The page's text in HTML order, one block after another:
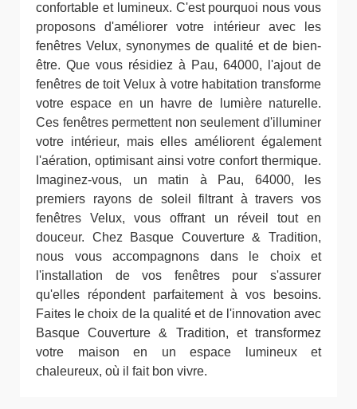
confortable et lumineux. C'est pourquoi nous vous
proposons d'améliorer votre intérieur avec les
fenêtres Velux, synonymes de qualité et de bien-
être. Que vous résidiez à Pau, 64000, l'ajout de
fenêtres de toit Velux à votre habitation transforme
votre espace en un havre de lumière naturelle.
Ces fenêtres permettent non seulement d'illuminer
votre intérieur, mais elles améliorent également
l'aération, optimisant ainsi votre confort thermique.
Imaginez-vous, un matin à Pau, 64000, les
premiers rayons de soleil filtrant à travers vos
fenêtres Velux, vous offrant un réveil tout en
douceur. Chez Basque Couverture & Tradition,
nous vous accompagnons dans le choix et
l'installation de vos fenêtres pour s'assurer
qu'elles répondent parfaitement à vos besoins.
Faites le choix de la qualité et de l'innovation avec
Basque Couverture & Tradition, et transformez
votre maison en un espace lumineux et
chaleureux, où il fait bon vivre.